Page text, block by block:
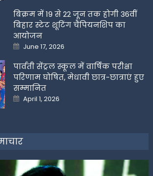
बिक्रम में 19 से 22 जून तक होगी 36वीं
बिहार स्टेट शूटिंग चैंपियनशिप का
आयोजन
Posted
on
June 17, 2026
पार्वती सेंट्रल स्कूल में वार्षिक परीक्षा
परिणाम घोषित, मेधावी छात्र-छात्राएं हुए
सम्मानित
Posted
on
April 1, 2026